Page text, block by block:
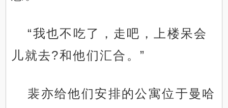
“我也不吃了，走吧，上楼呆会
儿就去?和他们汇合。”
裴亦给他们安排的公寓位于曼哈